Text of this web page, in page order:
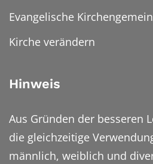
Evangelische
Kirche verändern
Hinweis
Aus Gründen der besseren
die gleichzeitige
männlich, weiblich und